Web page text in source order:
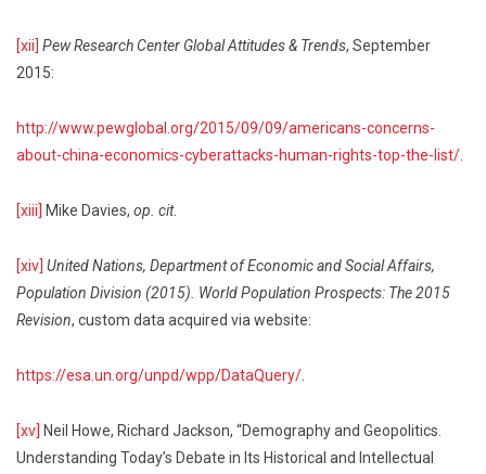
[xii] Pew Research Center Global Attitudes & Trends, September
2015:
http://www.pewglobal.org/2015/09/09/americans-concerns-
about-china-economics-cyberattacks-human-rights-top-the-list/
[xiii] Mike Davies, op. cit.
[xiv] United Nations, Department of Economic and Social Affairs,
Population Division (2015). World Population Prospects: The 2015
Revision, custom data acquired via website:
https://esa.un.org/unpd/wpp/DataQuery/
[xv] Neil Howe, Richard Jackson, “Demography and Geopolitics.
Understanding Today’s Debate in Its Historical and Intellectual